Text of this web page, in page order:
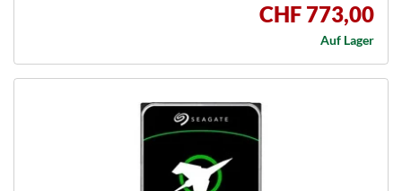
CHF 773,00
Auf Lager